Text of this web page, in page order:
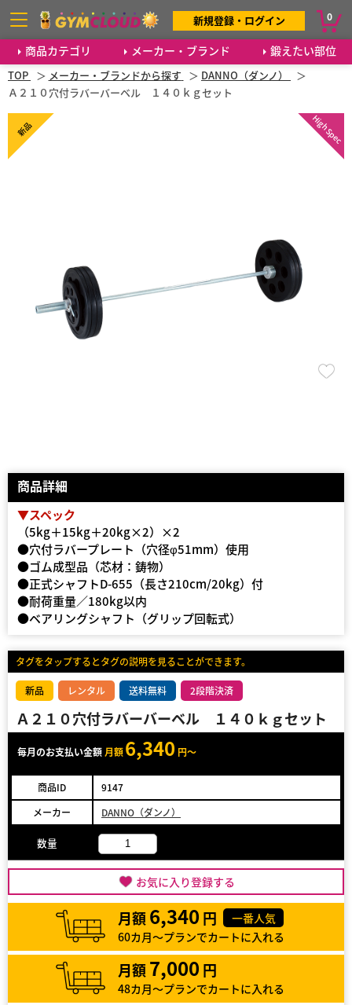
商品カテゴリ メーカー・ブランド 鍛えたい部位
新規登録・ログイン 0
TOP メーカー・ブランドから探す
DANNO（ダンノ）
Ａ２１０穴付ラバーバーベル １４０ｋｇセット
High Spec
新品
商品詳細
▼スペック
（5kg＋15kg＋20kg×2）×2
●穴付ラバープレート（穴径φ51mm）使用
●ゴム成型品（芯材：鋳物）
●正式シャフトD-655（長さ210cm/20kg）付
●耐荷重量／180kg以内
●ベアリングシャフト（グリップ回転式）
タグをタップするとタグの説明を見ることができます。
新品 レンタル 送料無料 2段階決済
Ａ２１０穴付ラバーバーベル １４０ｋｇセット
毎月のお支払い金額 月額6,340 円～
商品ID
9147
メーカー
DANNO（ダンノ）
数量
お気に入り登録する
月額 6,340 円
一番人気
60カ月～プランでカートに入れる
月額 7,000 円
48カ月～プランでカートに入れる